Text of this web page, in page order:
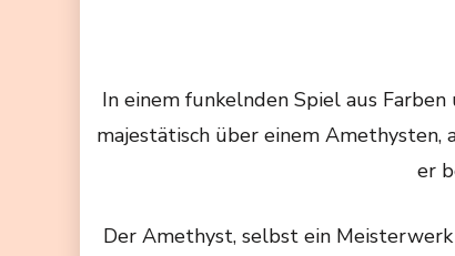
In einem funkelnden Spiel aus
majestätisch über einem Amethysten,
er
Der Amethyst, selbst ein